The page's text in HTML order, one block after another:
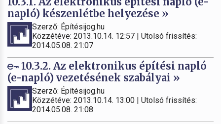
napló) készenlétbe helyezése »
Szerző: Építésijog.hu
Közzétéve: 2013.10.14. 12:57 | Utolsó frissítés:
2014.05.08. 21:07
10.3.2. Az elektronikus építési napló
(e-napló) vezetésének szabályai »
Szerző: Építésijog.hu
Közzétéve: 2013.10.14. 13:00 | Utolsó frissítés:
2014.05.08. 21:08